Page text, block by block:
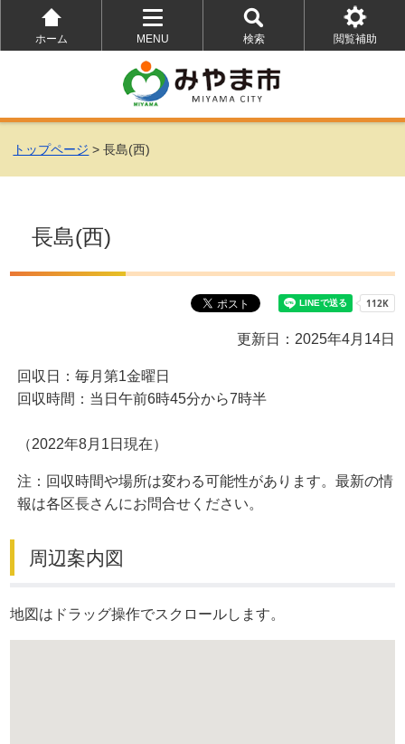
ホーム
MENU
を
開
く
検索
を
開
く
閲覧補助
を
トップページ > 長島(西)
長島(西)
更新日：2025年4月14日
回収日：毎月第1金曜日
回収時間：当日午前6時45分から7時半
（2022年8月1日現在）
注：回収時間や場所は変わる可能性があります。最新の情
報は各区長さんにお問合せください。
周辺案内図
地図はドラッグ操作でスクロールします。